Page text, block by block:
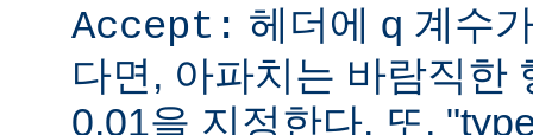
Accept: 헤더에 q 계수
다면, 아파치는 바람직한
0.01을 지정한다. 또,